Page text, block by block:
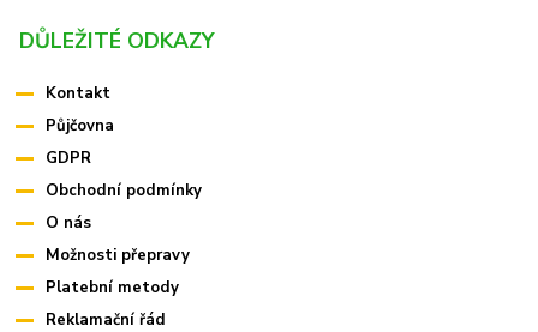
DŮLEŽITÉ ODKAZY
Kontakt
Půjčovna
GDPR
Obchodní podmínky
O nás
Možnosti přepravy
Platební metody
Reklamační řád